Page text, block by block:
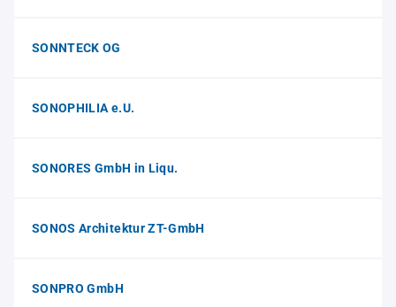
SONNTECK OG
SONOPHILIA e.U.
SONORES GmbH in Liqu.
SONOS Architektur ZT-GmbH
SONPRO GmbH